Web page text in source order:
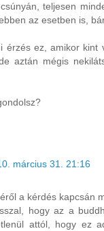
teljesen
az esetben is,
érzés ez, amikor kint
aztán mégis
március 31. 21:16
a kérdés kapcsán
hogy az a
attól, hogy ez